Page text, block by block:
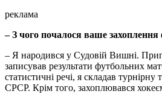
реклама
– З чого почалося ваше
– Я народився у Судовій Вишні.
записував результати футбольних
статистичні речі, я складав
СРСР. Крім того, захоплювався